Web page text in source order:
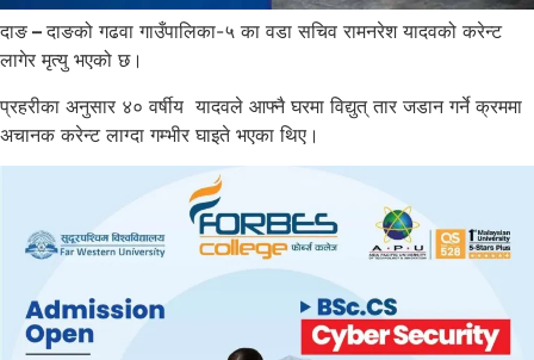
दाङ –दाङको गढवा गाउँपालिका-५ का वडा सचिव रामनरेश यादवको करेन्ट
लागेर मृत्यु भएको छ।
प्रहरीका अनुसार ४० वर्षीय यादवले आफ्नै घरमा विद्युत् तार जडान गर्ने क्रममा
अचानक करेन्ट लाग्दा गम्भीर घाइते भएका थिए।